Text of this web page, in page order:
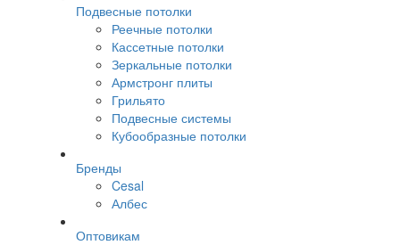
Подвесные потолки
Реечные потолки
Кассетные потолки
Зеркальные потолки
Армстронг плиты
Грильято
Подвесные системы
Кубообразные потолки
Бренды
Cesal
Албес
Оптовикам